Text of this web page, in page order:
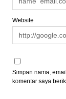
Website
Simpan nama,
komentar saya